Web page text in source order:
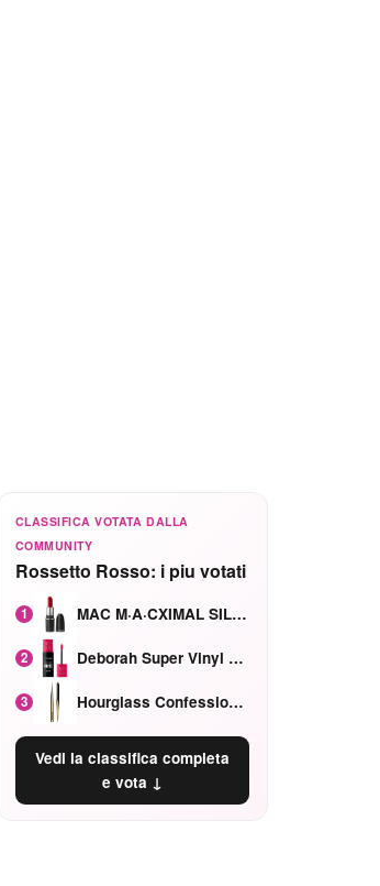
CLASSIFICA VOTATA DALLA
COMMUNITY
Rossetto Rosso: i piu votati
1 MAC M·A·CXIMAL SILKY MATTE Red Rock mat
2 Deborah Super Vinyl Shake Rosa Ciliegia
3 Hourglass Confession Ricaricabile Ultra Preciso Ad Alta Intensità Secretly Classic Red
Vedi la classifica completa
e vota ↓